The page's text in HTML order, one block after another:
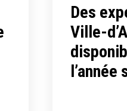
Des
Ville-
l’année